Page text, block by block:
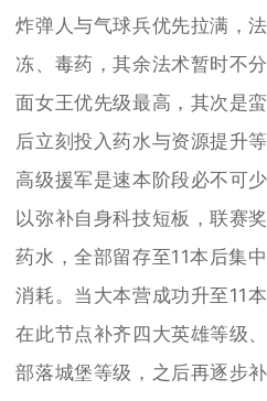
炸弹人与气球兵优先拉满，
冻、毒药，其余法术暂时不
面女王优先级最高，其次是
后立刻投入药水与资源提升
高级援军是速本阶段必不可
以弥补自身科技短板，联赛
药水，全部留存至11本后集
消耗。当大本营成功升至11
在此节点补齐四大英雄等级
部落城堡等级，之后再逐步